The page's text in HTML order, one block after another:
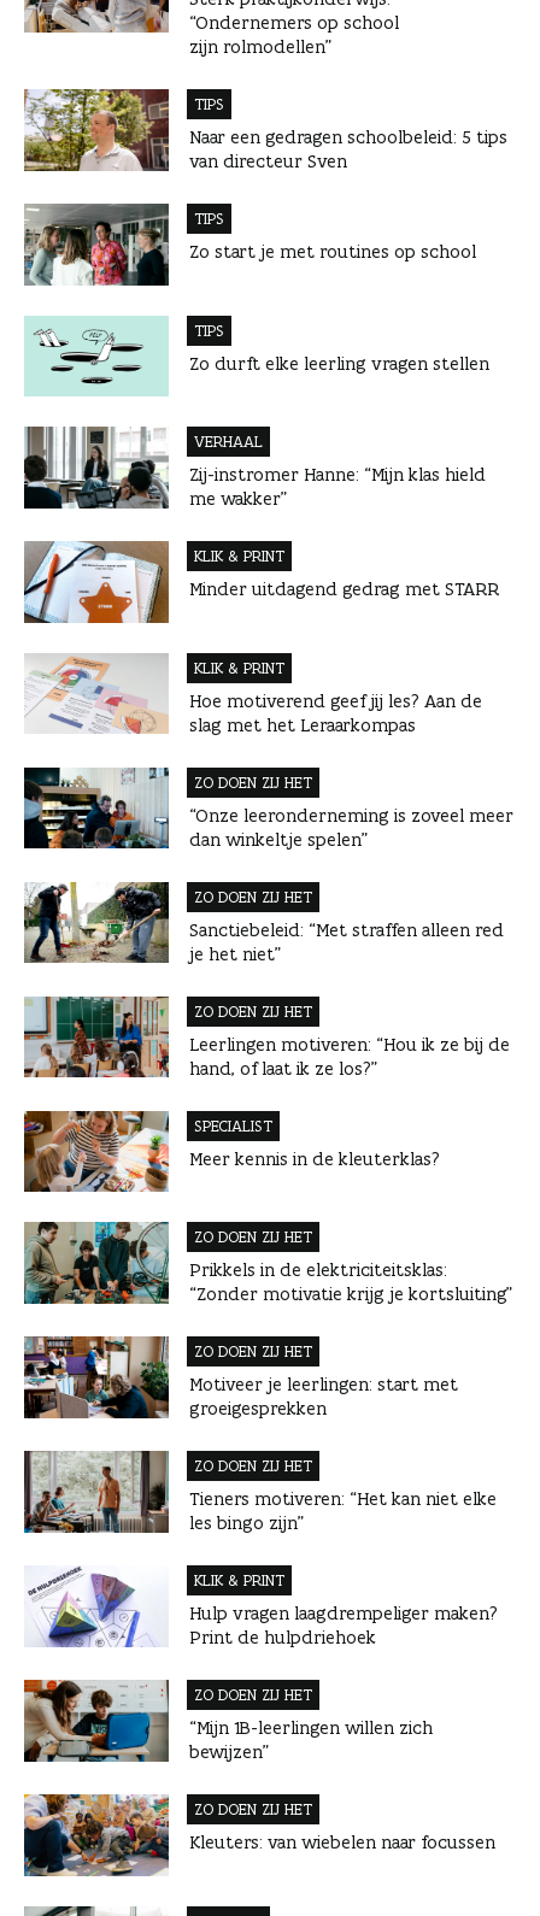
“Ondernemers op school
zijn rolmodellen”
TIPS
Naar een gedragen schoolbeleid: 5 tips
van directeur Sven
TIPS
Zo start je met routines op school
TIPS
Zo durft elke leerling vragen stellen
VERHAAL
Zij-instromer Hanne: “Mijn klas hield
me wakker”
KLIK & PRINT
Minder uitdagend gedrag met STARR
KLIK & PRINT
Hoe motiverend geef jij les? Aan de
slag met het Leraarkompas
ZO DOEN ZIJ HET
“Onze leeronderneming is zoveel meer
dan winkeltje spelen”
ZO DOEN ZIJ HET
Sanctiebeleid: “Met straffen alleen red
je het niet”
ZO DOEN ZIJ HET
Leerlingen motiveren: “Hou ik ze bij de
hand, of laat ik ze los?”
SPECIALIST
Meer kennis in de kleuterklas?
ZO DOEN ZIJ HET
Prikkels in de elektriciteitsklas:
“Zonder motivatie krijg je kortsluiting”
ZO DOEN ZIJ HET
Motiveer je leerlingen: start met
groeigesprekken
ZO DOEN ZIJ HET
Tieners motiveren: “Het kan niet elke
les bingo zijn”
KLIK & PRINT
Hulp vragen laagdrempeliger maken?
Print de hulpdriehoek
ZO DOEN ZIJ HET
“Mijn 1B-leerlingen willen zich
bewijzen”
ZO DOEN ZIJ HET
Kleuters: van wiebelen naar focussen